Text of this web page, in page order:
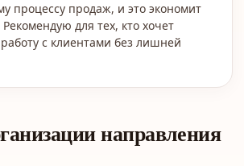
процессу продаж, и это экономит
для тех, кто хочет
с клиентами без лишней
направления